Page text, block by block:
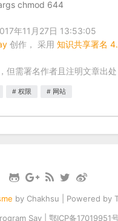
chmod 644
年11月27日 13:53:05
创作， 采用知识共享署名
但需署名作者且注明文章出处
权限 网站
by Chakhsu | Powered by
Say 鄂ICP备17019951